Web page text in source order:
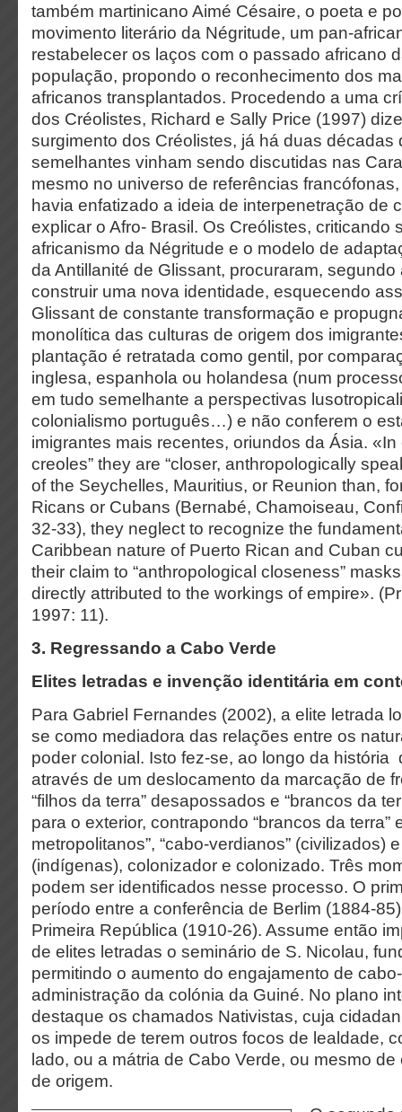
também martinicano Aimé Césaire, o poeta e
movimento literário da Négritude, um pan-
restabelecer os laços com o passado africano
população, propondo o reconhecimento dos
africanos transplantados. Procedendo a uma
dos Créolistes, Richard e Sally Price (1997)
surgimento dos Créolistes, já há duas décadas
semelhantes vinham sendo discutidas nas
mesmo no universo de referências
havia enfatizado a ideia de interpenetração de
explicar o Afro- Brasil. Os Creólistes, criticando
africanismo da Négritude e o modelo de
da Antillanité de Glissant, procuraram,
construir uma nova identidade, esquecendo
Glissant de constante transformação e
monolítica das culturas de origem dos
plantação é retratada como gentil, por
inglesa, espanhola ou holandesa (num
em tudo semelhante a perspectivas
colonialismo português…) e não conferem o
imigrantes mais recentes, oriundos da Ásia. «In
creoles” they are “closer, anthropologically
of the Seychelles, Mauritius, or Reunion than,
Ricans or Cubans (Bernabé, Chamoiseau,
32-33), they neglect to recognize the
Caribbean nature of Puerto Rican and Cuban
their claim to “anthropological closeness”
directly attributed to the workings of empire».
1997: 11).
3. Regressando a Cabo Verde
Elites letradas e invenção identitária em
Para Gabriel Fernandes (2002), a elite letrada
se como mediadora das relações entre os
poder colonial. Isto fez-se, ao longo da história
através de um deslocamento da marcação de
“filhos da terra” desapossados e “brancos da
para o exterior, contrapondo “brancos da terra”
metropolitanos”, “cabo-verdianos” (civilizados) e
(indígenas), colonizador e colonizado. Três
podem ser identificados nesse processo. O
período entre a conferência de Berlim (1884-
Primeira República (1910-26). Assume então
de elites letradas o seminário de S. Nicolau,
permitindo o aumento do engajamento de
administração da colónia da Guiné. No plano
destaque os chamados Nativistas, cuja
os impede de terem outros focos de lealdade,
lado, ou a mátria de Cabo Verde, ou mesmo
de origem.